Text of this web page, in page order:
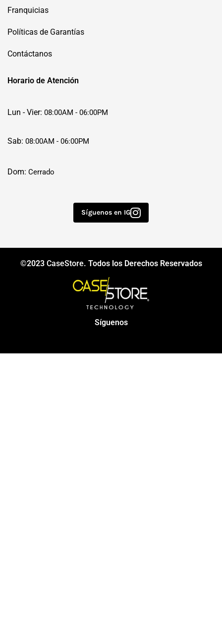
Franquicias
Políticas de Garantías
Contáctanos
Horario de Atención
Lun - Vier: 08:00AM - 06:00PM
Sab: 08:00AM - 06:00PM
Dom: Cerrado
Síguenos en IG
©2023 CaseStore. Todos los Derechos Reservados
Síguenos